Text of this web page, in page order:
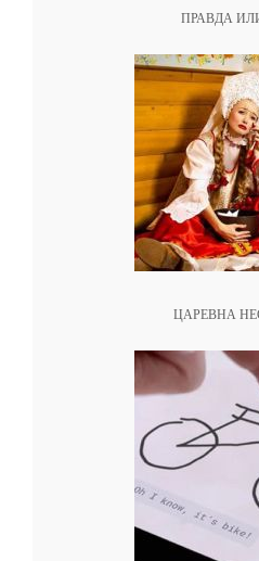
ПРАВДА
ЦАРЕВНА